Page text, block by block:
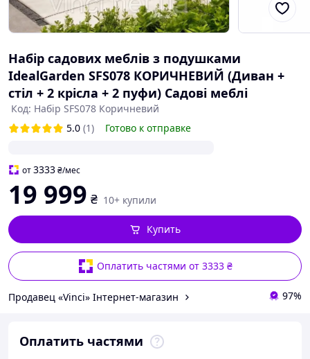
Набір садових меблів з подушками
IdealGarden SFS078 КОРИЧНЕВИЙ (Диван +
стіл + 2 крісла + 2 пуфи) Садові меблі
Код: Набір SFS078 Коричневий
5.0 (1) Готово к отправке
от3333₴/мес
19 999 ₴ 10+ купили
Оплатить частями от 3333 ₴
Купить
Продавец «Vinci» Інтернет-магазин 97%
Оплатить частями